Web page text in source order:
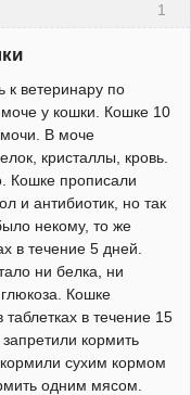
1
к ветеринару по
у кошки. Кошке 10
В моче
кристаллы, кровь.
Кошке прописали
и антибиотик, но так
некому, то же
в течение 5 дней.
ни белка, ни
Кошке
в течение 15
кормить
сухим кормом
одним мясом.